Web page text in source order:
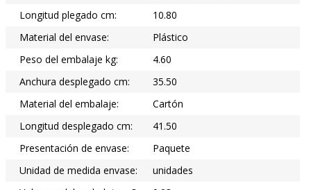
Longitud plegado cm:
10.80
Material del envase:
Plástico
Peso del embalaje kg:
4.60
Anchura desplegado cm:
35.50
Material del embalaje:
Cartón
Longitud desplegado cm:
41.50
Presentación de envase:
Paquete
Unidad de medida envase:
unidades